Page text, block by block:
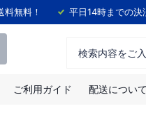
無料！ 平日14時までの
ご利用ガイド 配送について